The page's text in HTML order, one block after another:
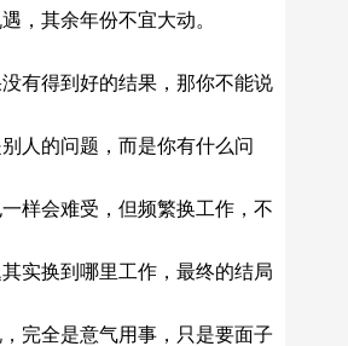
，其余年份不宜大动。
有得到好的结果，那你不能说
人的问题，而是你有什么问
样会难受，但频繁换工作，不
实换到哪里工作，最终的结局
完全是意气用事，只是要面子